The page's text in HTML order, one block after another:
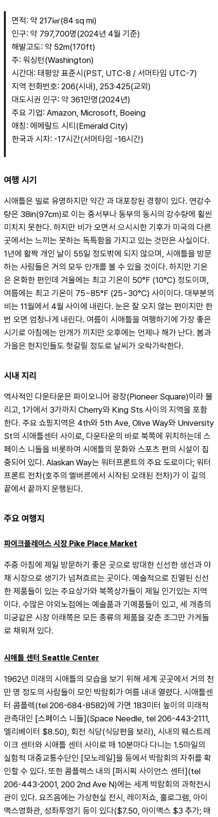
면적: 약 217㎢(84 sq mi)
인구: 약 797,700명(2024년 4월 기준)
해발고도: 약 52m(170ft)
주: 워싱턴(Washington)
시간대: 태평양 표준시(PST, UTC-8 / 서머타임 UTC-7)
지역 전화번호: 206(시내), 253·425(교외)
대도시권 인구: 약 361만명(2024년)
주요 기업: Amazon, Microsoft, Boeing
애칭: 에메랄드 시티(Emerald City)
한국과 시차: -17시간(서머타임 -16시간)
여행 시기
시애틀은 빌로 유명하지만 약간 과 대포장된 경향이 있다. 연강수
량은 38in(97cm)로 이는 중서부나 동부의 동시의 강수량에 휠씬
미치지 못한다. 하지만 비가 오면서 으시시한 기후가 미국의 다른
곳에서는 느끼는 못하는 독특함을 가지고 있는 것만은 사실이다.
1년에 활짝 개인 날이 55일 정도밖에 되지 않으며, 시애틀을 방문
하는 사람들은 거의 모두 안개를 볼 수 있을 것이다. 하지만 기온
은 온화한 편인데 겨울에는 최고 기온이 50°F (10°C) 정도이며,
여름에는 최고 기온이 75~85°F (25~30°C) 사이이다. 대부분의
비는 11월에서 4월 사이에 내린다. 눈은 잘 오지 않는 편이지만 한
번 오면 엄청나게 내린다. 여름이 시애틀을 여행하기에 가장 좋은
시기로 아침에는 안개가 끼지만 오후에는 언제나 해가 난다. 봄과
가을은 현지인들도 헛갈릴 정도로 날씨가 오락가락한다.
시내 지리
역사적인 다운타운은 파이오니어 광장(Pioneer Square)이라 불
리고, 1가에서 3가까지 Cherry와 King Sts 사이의 지역을 포함
한다. 주요 쇼핑지역은 4th와 5th Ave, Olive Way와 University
St의 시애틀센터 사이로, 다운타운의 바로 북쪽에 위치하는데 스
페이스 니들을 비롯하여 시애틀의 문화와 스포츠 편의 시설이 집
중되어 있다. Alaskan Way는 워터프론트의 주요 도로이다; 워터
프론트 전차(호주의 멜버른에서 시작된 오래된 전차)가 이 길의
끝에서 끝까지 운행된다.
주요 여행지
파이크플레이스 시장 Pike Place Market
주중 아침에 제일 방문하기 좋은 곳으로 방대한 신선한 생선과 야
채 시장으로 생기가 넘쳐흐르는 곳이다. 예술적으로 진열된 신선
한 제품들이 있는 주요상가와 북쪽상가들이 제일 인기있는 지역
이다. 수많은 야외노점에는 예술품과 기예품들이 있고, 세 개층의
미궁같은 시장 아래쪽은 모든 종류의 제품을 갖춘 조그만 가게들
로 채워져 있다.
시애틀 센터 Seattle Center
1962년 미래의 시애틀의 모습을 보기 위해 세계 곳곳에서 거의 천
만 명 정도의 사람들이 모인 박람회가 여름 내내 열렸다. 시애틀센
터 콤플렉(tel 206-684-8582)에 가면 183미터 높이의 미래적
관측대인 [스페이스 니들](Space Needle, tel 206-443-2111,
엘리베이터 $8.50), 회전 식당(식당편을 보라), 시내의 웨스트레
이크 센터와 시애틀 센터 사이로 매 10분마다 다니는 1.5마일의
실험적 대중교통수단인 [모노레일]을 등에서 박람회의 자취를 확
인할 수 있다. 또한 콤플렉스 내의 [퍼시픽 사이언스 센터](tel
206-443-2001, 200 2nd Ave N)에는 세계 박람회의 과학전시
관이 있다. 요즈음에는 가상현실 전시, 레이저쇼, 홀로그램, 아이
맥스영화관, 성좌투영기 등이 있다($7.50, 아이맥스 $3 추가; 매